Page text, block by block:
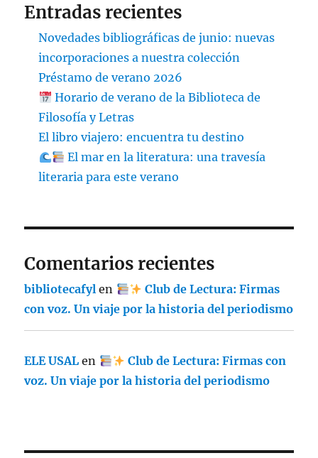
Entradas recientes
Novedades bibliográficas de junio: nuevas
incorporaciones a nuestra colección
Préstamo de verano 2026
Horario de verano de la Biblioteca de
Filosofía y Letras
El libro viajero: encuentra tu destino
El mar en la literatura: una travesía
literaria para este verano
Comentarios recientes
bibliotecafyl en
Club de Lectura: Firmas
con voz. Un viaje por la historia del periodismo
ELE USAL en
Club de Lectura: Firmas con
voz. Un viaje por la historia del periodismo